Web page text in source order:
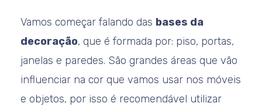
Vamos começar falando das bases da
decoração, que é formada por: piso, portas,
janelas e paredes. São grandes áreas que vão
influenciar na cor que vamos usar nos móveis
e objetos, por isso é recomendável utilizar